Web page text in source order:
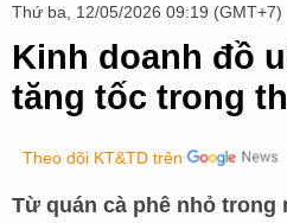
Thứ ba, 12/05/2026 09:19 (GMT+7)
Kinh doanh đồ
tăng tốc trong
Theo dõi KT&TD trên
Từ quán cà phê nhỏ trong